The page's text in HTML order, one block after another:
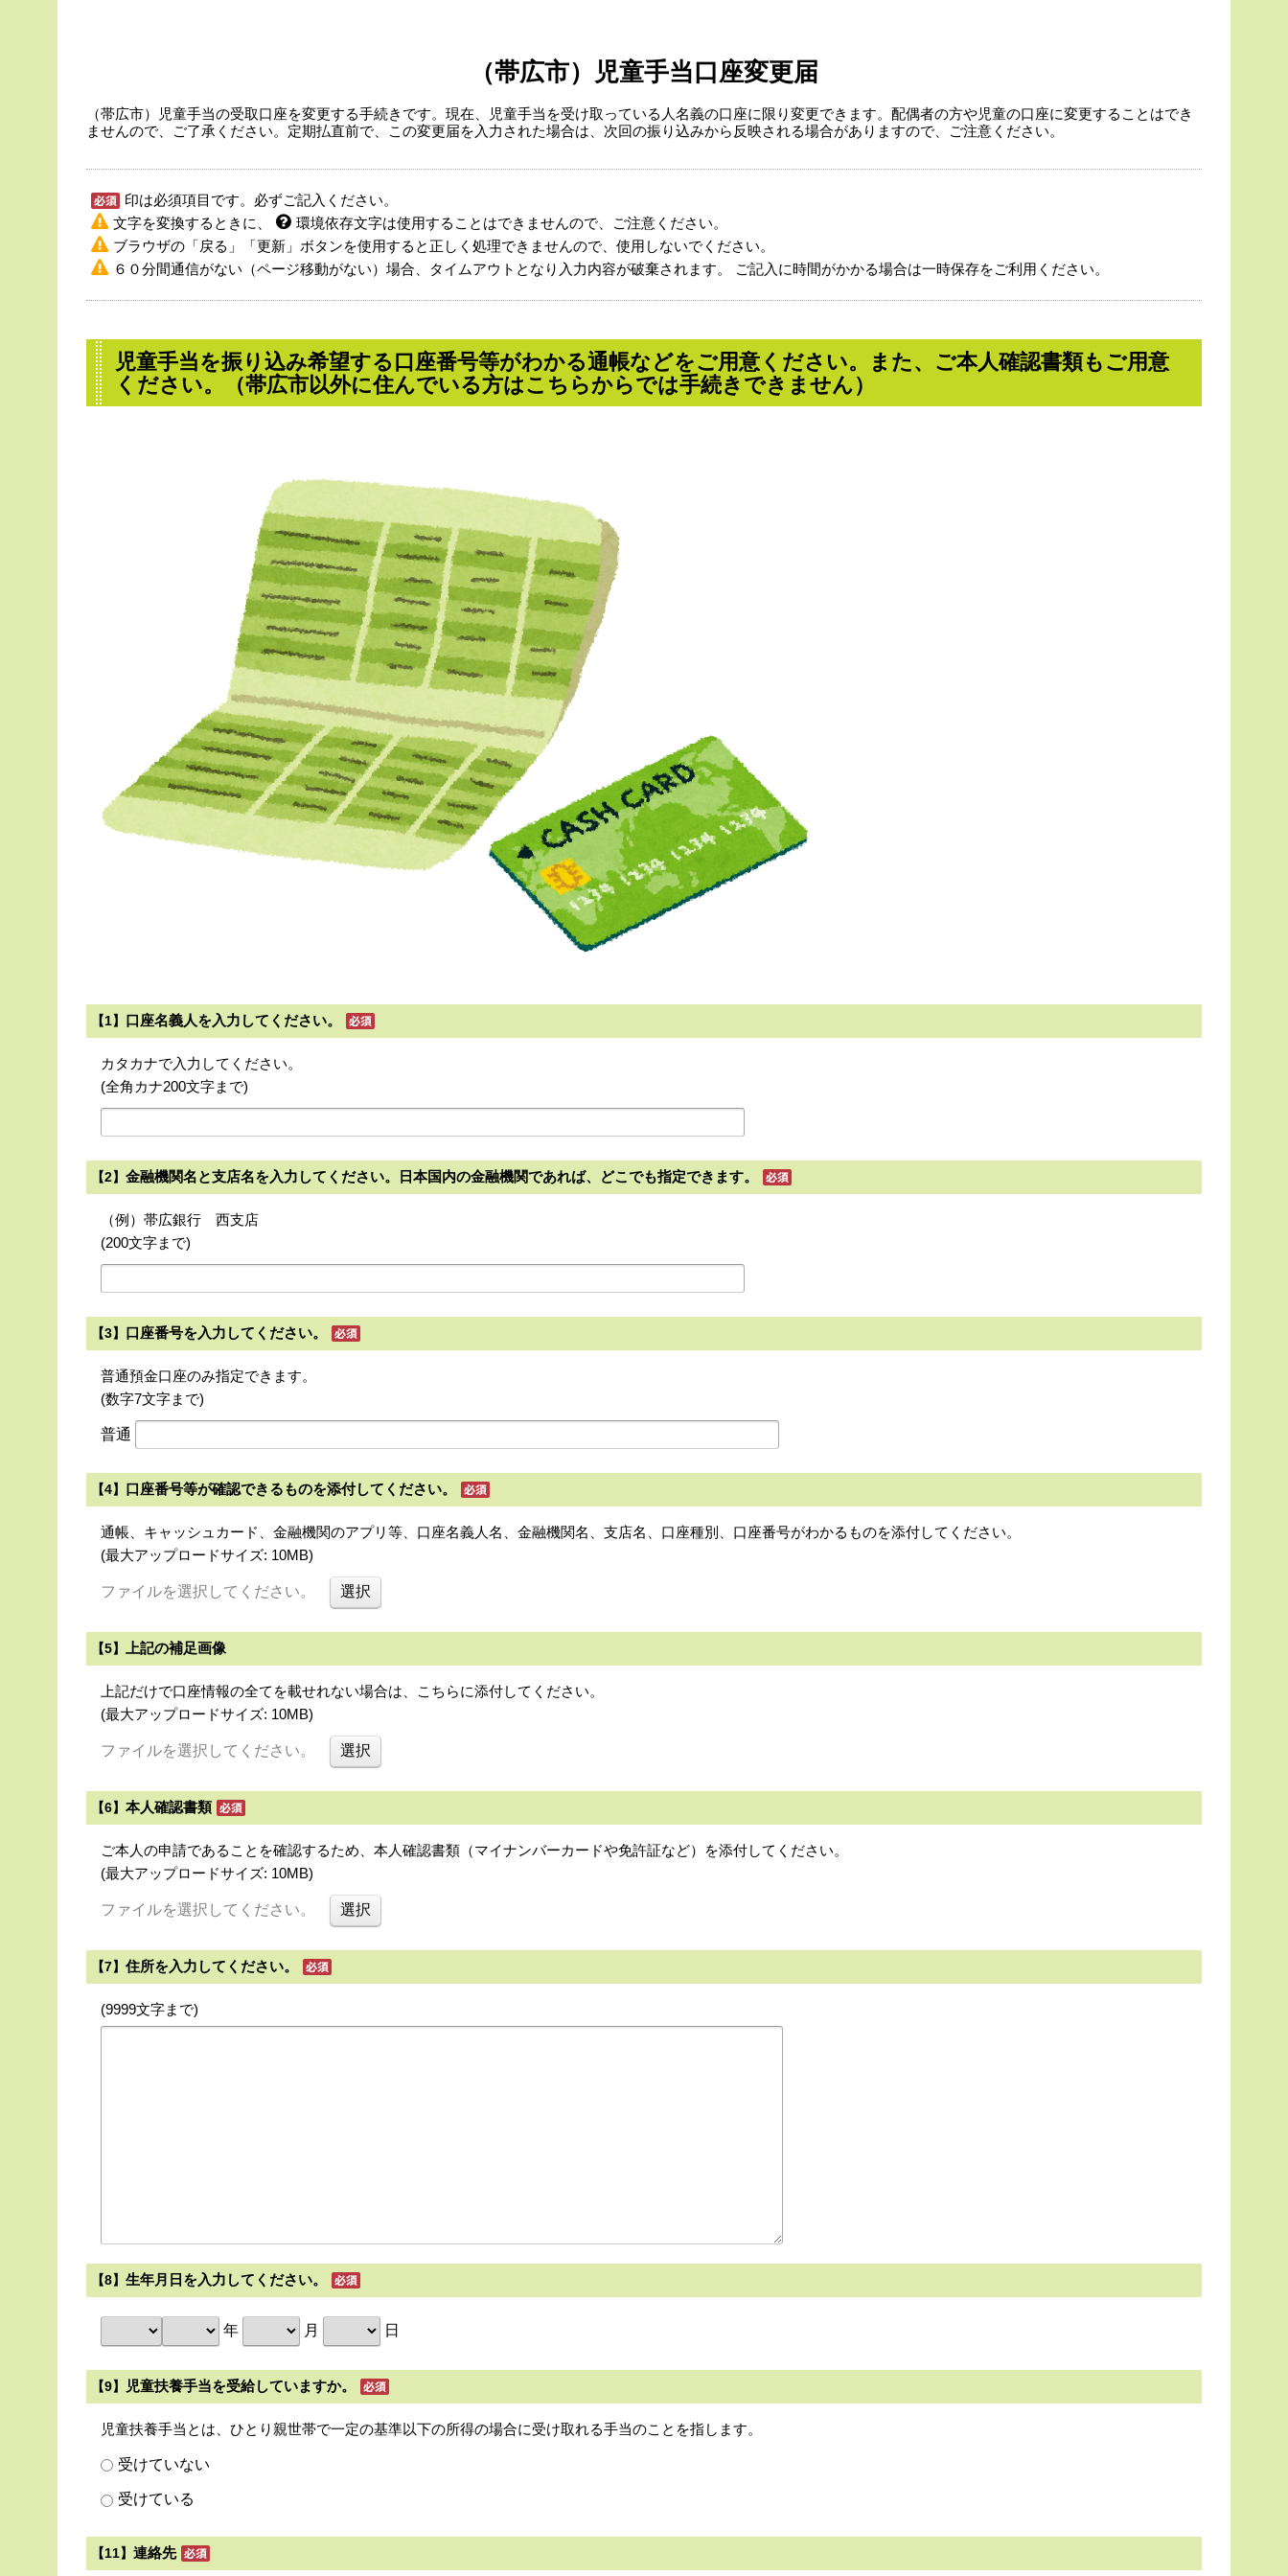
（帯広市）児童手当口座変更届
（帯広市）児童手当の受取口座を変更する手続きです。現在、児童手当を受け取っている人名義の口座に限り変更できます。配偶者の方や児童の口座に変更することはでき
ませんので、ご了承ください。定期払直前で、この変更届を入力された場合は、次回の振り込みから反映される場合がありますので、ご注意ください。
印は必須項目です。必ずご記入ください。
文字を変換するときに、
環境依存文字は使用することはできませんので、ご注意ください。
ブラウザの「戻る」「更新」ボタンを使用すると正しく処理できませんので、使用しないでください。
６０分間通信がない（ページ移動がない）場合、タイムアウトとなり入力内容が破棄されます。 ご記入に時間がかかる場合は一時保存をご利用ください。
児童手当を振り込み希望する口座番号等がわかる通帳などをご用意ください。また、ご本人確認書類もご用意
ください。（帯広市以外に住んでいる方はこちらからでは手続きできません）
【1】 口座名義人を入力してください。
カタカナで入力してください。
(全角カナ200文字まで)
【2】 金融機関名と支店名を入力してください。日本国内の金融機関であれば、どこでも指定できます。
（例）帯広銀行 西支店
(200文字まで)
【3】 口座番号を入力してください。
普通預金口座のみ指定できます。
(数字7文字まで)
普通
【4】 口座番号等が確認できるものを添付してください。
通帳、キャッシュカード、金融機関のアプリ等、口座名義人名、金融機関名、支店名、口座種別、口座番号がわかるものを添付してください。
(最大アップロードサイズ: 10MB)
ファイルを選択してください。
【5】 上記の補足画像
上記だけで口座情報の全てを載せれない場合は、こちらに添付してください。
(最大アップロードサイズ: 10MB)
ファイルを選択してください。
【6】 本人確認書類
ご本人の申請であることを確認するため、本人確認書類（マイナンバーカードや免許証など）を添付してください。
(最大アップロードサイズ: 10MB)
ファイルを選択してください。
【7】 住所を入力してください。
(9999文字まで)
【8】 生年月日を入力してください。
年 月 日
【9】 児童扶養手当を受給していますか。
児童扶養手当とは、ひとり親世帯で一定の基準以下の所得の場合に受け取れる手当のことを指します。
受けていない
受けている
【11】 連絡先